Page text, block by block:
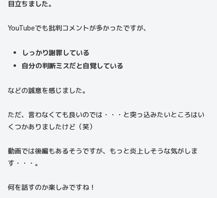
目立ちました。
YouTubeでも批判コメントが多かったですが、
しっかり謝罪している
自分の判断ミスだと自覚している
などの誠意を感じました。
ただ、言わなくても良いのでは・・・と突っ込みたいところはい
くつかありましたけど（笑）
動画では後編もあるそうですが、もっと炎上しそうな気がしま
す・・・。
何を話すのか楽しみですね！